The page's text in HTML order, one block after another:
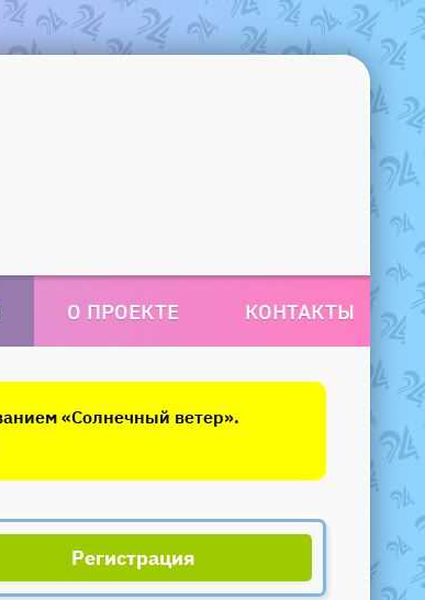
О ПРОЕКТЕ КОНТАКТЫ
«Солнечный ветер».
Регистрация